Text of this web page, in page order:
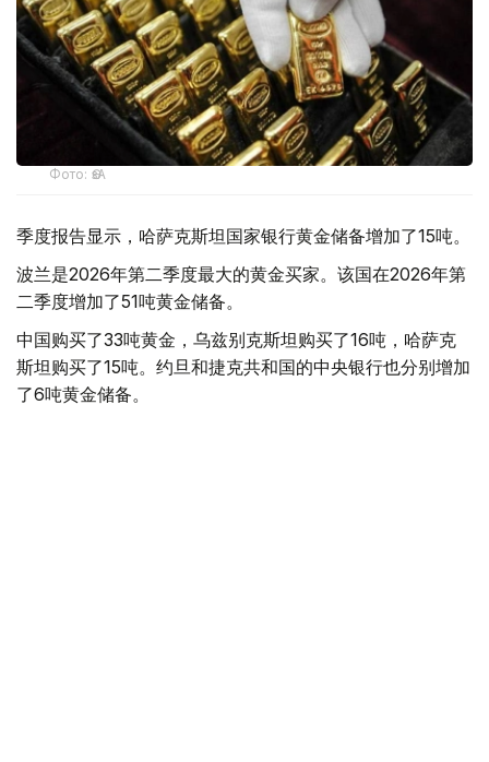
Фото: ӨзА
季度报告显示，哈萨克斯坦国家银行黄金储备增加了15吨。
波兰是2026年第二季度最大的黄金买家。该国在2026年第
二季度增加了51吨黄金储备。
中国购买了33吨黄金，乌兹别克斯坦购买了16吨，哈萨克
斯坦购买了15吨。约旦和捷克共和国的中央银行也分别增加
了6吨黄金储备。